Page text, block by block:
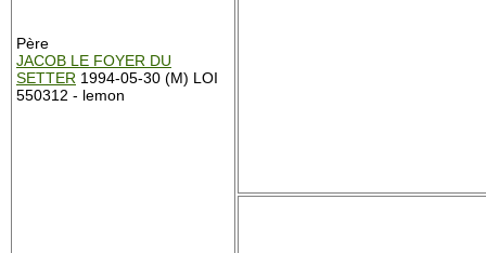
Père
JACOB LE FOYER DU
SETTER 1994-05-30 (M) LOI
550312 - lemon